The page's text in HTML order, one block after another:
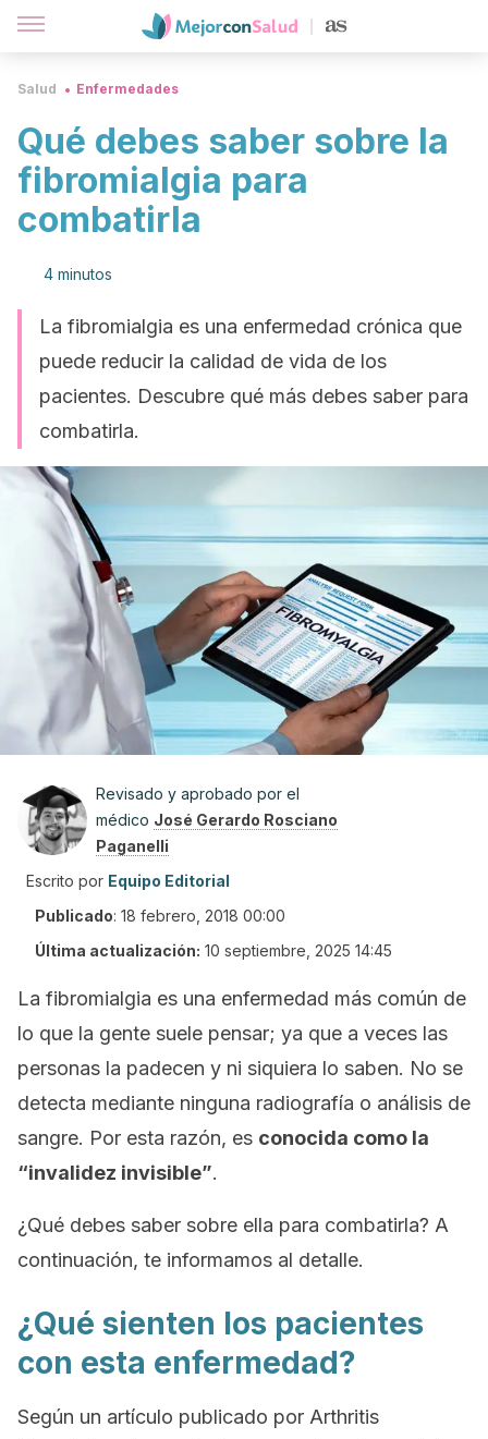
Salud Enfermedades
Qué debes saber sobre la
fibromialgia para
combatirla
4 minutos
La fibromialgia es una enfermedad crónica que
puede reducir la calidad de vida de los
pacientes. Descubre qué más debes saber para
combatirla.
Revisado y aprobado por el
médico José Gerardo Rosciano
Paganelli
Escrito por Equipo Editorial
Publicado: 18 febrero, 2018 00:00
Última actualización: 10 septiembre, 2025 14:45
La fibromialgia es una enfermedad más común de
lo que la gente suele pensar; ya que a veces las
personas la padecen y ni siquiera lo saben. No se
detecta mediante ninguna radiografía o análisis de
sangre. Por esta razón, es conocida como la
“invalidez invisible”.
¿Qué debes saber sobre ella para combatirla? A
continuación, te informamos al detalle.
¿Qué sienten los pacientes
con esta enfermedad?
Según un artículo publicado por Arthritis